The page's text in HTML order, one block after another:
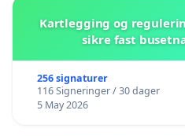
Kartlegging og
sikre fast
256 signaturer
116 Signeringer / 30 dager
5 May 2026